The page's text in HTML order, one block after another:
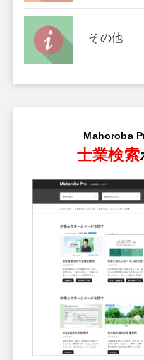
その他
Mahoroba
士業検索